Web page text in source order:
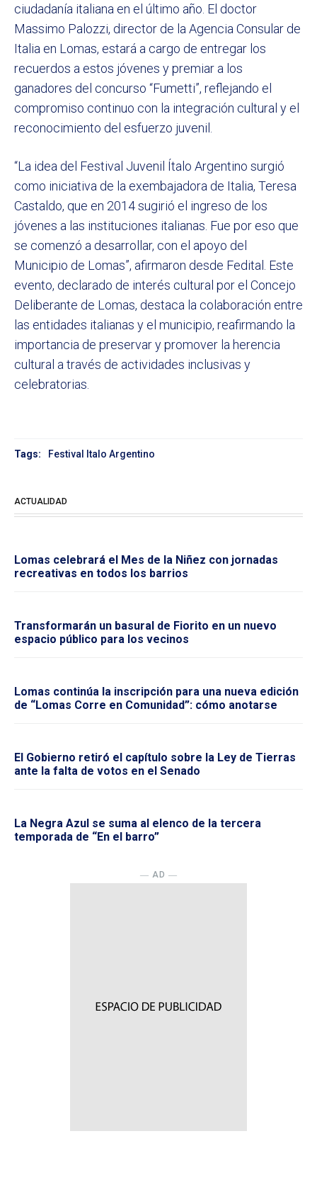
ciudadanía italiana en el último año. El doctor
Massimo Palozzi, director de la Agencia Consular de
Italia en Lomas, estará a cargo de entregar los
recuerdos a estos jóvenes y premiar a los
ganadores del concurso “Fumetti”, reflejando el
compromiso continuo con la integración cultural y el
reconocimiento del esfuerzo juvenil.
“La idea del Festival Juvenil Ítalo Argentino surgió
como iniciativa de la exembajadora de Italia, Teresa
Castaldo, que en 2014 sugirió el ingreso de los
jóvenes a las instituciones italianas. Fue por eso que
se comenzó a desarrollar, con el apoyo del
Municipio de Lomas”, afirmaron desde Fedital. Este
evento, declarado de interés cultural por el Concejo
Deliberante de Lomas, destaca la colaboración entre
las entidades italianas y el municipio, reafirmando la
importancia de preservar y promover la herencia
cultural a través de actividades inclusivas y
celebratorias.
Tags: Festival Italo Argentino
ACTUALIDAD
Lomas celebrará el Mes de la Niñez con jornadas
recreativas en todos los barrios
Transformarán un basural de Fiorito en un nuevo
espacio público para los vecinos
Lomas continúa la inscripción para una nueva edición
de “Lomas Corre en Comunidad”: cómo anotarse
El Gobierno retiró el capítulo sobre la Ley de Tierras
ante la falta de votos en el Senado
La Negra Azul se suma al elenco de la tercera
temporada de “En el barro”
― AD ―